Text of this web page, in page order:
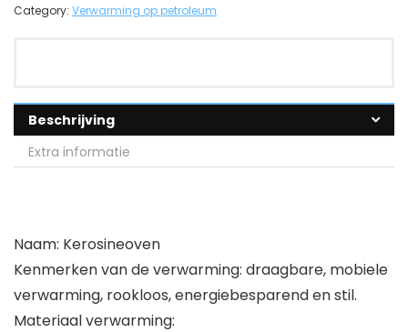
Category: Verwarming op petroleum
Beschrijving
Extra informatie
Naam: Kerosineoven
Kenmerken van de verwarming: draagbare, mobiele
verwarming, rookloos, energiebesparend en stil.
Materiaal verwarming: